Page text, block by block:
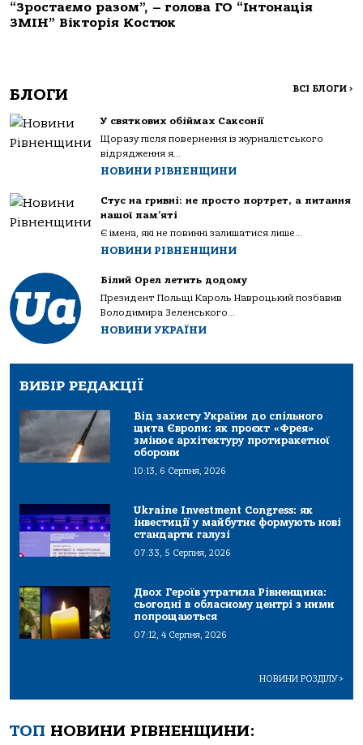
“Зростаємо разом”, – голова ГО “Інтонація
ЗМІН” Вікторія Костюк
БЛОГИ ВСІ БЛОГИ >
У святкових обіймах Саксонії
Щоразу після повернення із журналістського
відрядження я...
НОВИНИ РІВНЕНЩИНИ
Стус на гривні: не просто портрет, а питання
нашої пам’яті
Є імена, які не повинні залишатися лише...
НОВИНИ РІВНЕНЩИНИ
Білий Орел летить додому
Президент Польщі Кароль Навроцький позбавив
Володимира Зеленського...
НОВИНИ УКРАЇНИ
ВИБІР РЕДАКЦІЇ
Від захисту України до спільного
щита Європи: як проєкт «Фрея»
змінює архітектуру протиракетної
оборони
10:13, 6 Серпня, 2026
Ukraine Investment Congress: як
інвестиції у майбутнє формують нові
стандарти галузі
07:33, 5 Серпня, 2026
Двох Героїв утратила Рівненщина:
сьогодні в обласному центрі з ними
попрощаються
07:12, 4 Серпня, 2026
НОВИНИ РОЗДІЛУ>
ТОП НОВИНИ РІВНЕНЩИНИ: